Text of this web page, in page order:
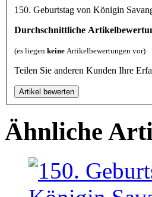
150. Geburtstag von Königin
Durchschnittliche
(es liegen keine Artikelbewertungen vor)
Teilen Sie anderen Kunden Ihre
Ähnliche